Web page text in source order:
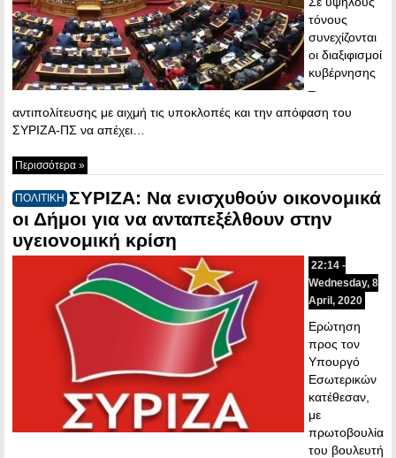
τόνους
συνεχίζονται
οι διαξιφισμοί
κυβέρνησης
–
αντιπολίτευσης με αιχμή τις υποκλοπές και την απόφαση του
ΣΥΡΙΖΑ-ΠΣ να απέχει…
Περισσότερα »
ΠΟΛΙΤΙΚΗ ΣΥΡΙΖΑ: Να ενισχυθούν οικονομικά
οι Δήμοι για να ανταπεξέλθουν στην
υγειονομική κρίση
22:14 -
Wednesday, 8
April, 2020
Ερώτηση
προς τον
Υπουργό
Εσωτερικών
κατέθεσαν,
με
πρωτοβουλία
του βουλευτή